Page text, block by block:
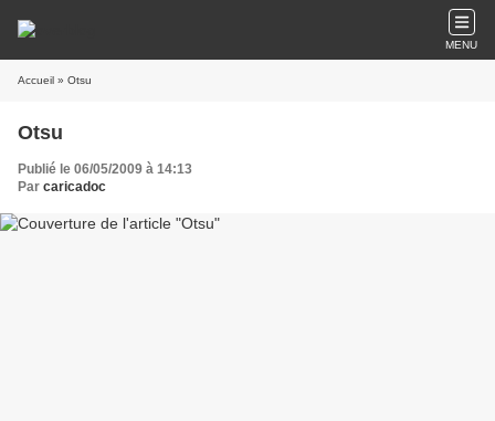
MENU
Accueil » Otsu
Otsu
Publié le 06/05/2009 à 14:13
Par caricadoc